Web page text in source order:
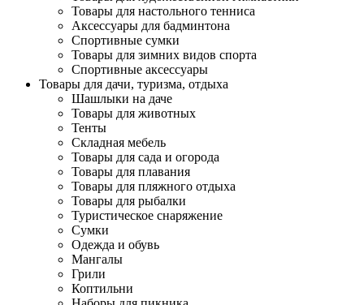
Товары для настольного тенниса
Аксессуары для бадминтона
Спортивные сумки
Товары для зимних видов спорта
Спортивные аксессуары
Товары для дачи, туризма, отдыха
Шашлыки на даче
Товары для животных
Тенты
Складная мебель
Товары для сада и огорода
Товары для плавания
Товары для пляжного отдыха
Товары для рыбалки
Туристическое снаряжение
Сумки
Одежда и обувь
Мангалы
Грили
Коптильни